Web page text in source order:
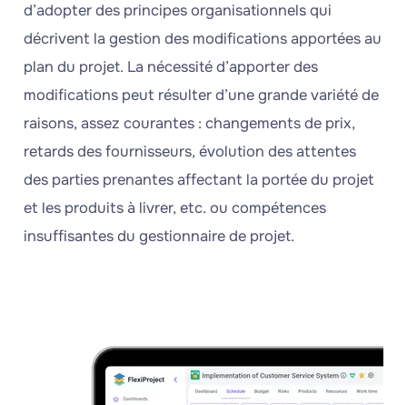
d’adopter des principes organisationnels qui
décrivent la gestion des modifications apportées au
plan du projet. La nécessité d’apporter des
modifications peut résulter d’une grande variété de
raisons, assez courantes : changements de prix,
retards des fournisseurs, évolution des attentes
des parties prenantes affectant la portée du projet
et les produits à livrer, etc. ou compétences
insuffisantes du gestionnaire de projet.
FlexiProject